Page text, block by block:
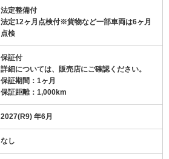
法定整備付
法定12ヶ月点検付※貨物など一部車両は6ヶ月
点検
保証付
詳細については、販売店にご確認ください。
保証期間：1ヶ月
保証距離：1,000km
2027(R9) 年6月
なし